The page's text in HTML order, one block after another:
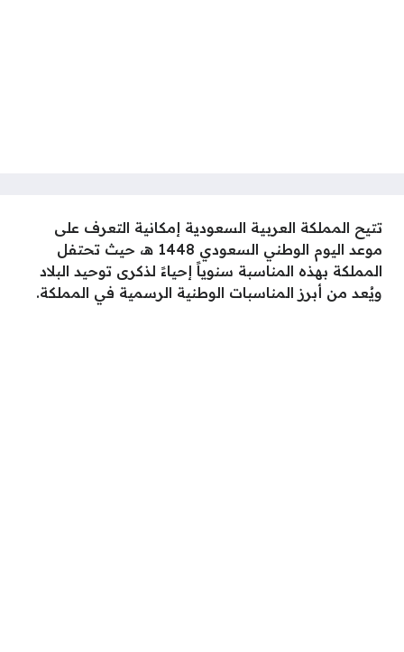
تتيح المملكة العربية السعودية إمكانية التعرف على
موعد اليوم الوطني السعودي 1448 هـ، حيث تحتفل
المملكة بهذه المناسبة سنوياً إحياءً لذكرى توحيد البلاد
ويُعد من أبرز المناسبات الوطنية الرسمية في المملكة.